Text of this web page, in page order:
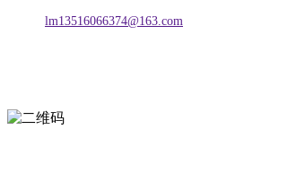
lm13516066374@163.com